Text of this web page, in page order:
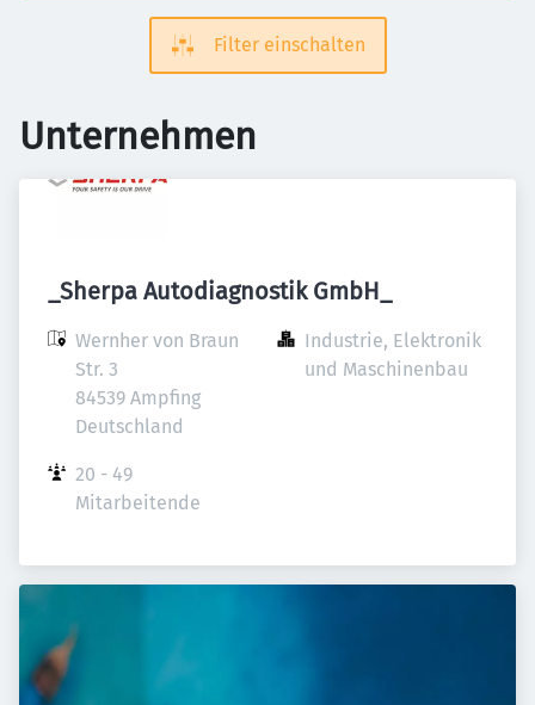
Filter einschalten
Unternehmen
_Sherpa Autodiagnostik GmbH_
Wernher von Braun
Str. 3
84539 Ampfing
Deutschland
Industrie, Elektronik
und Maschinenbau
20 - 49
Mitarbeitende